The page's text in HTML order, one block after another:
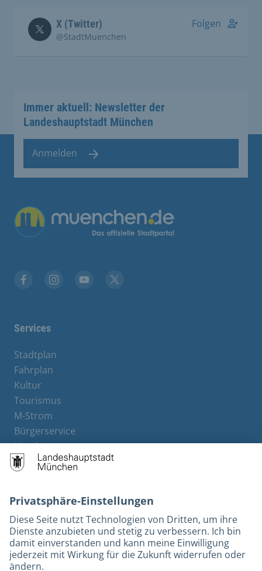
X (Twitter)
@StadtMuenchen
Folgen
Immer aktuell: Newsletter der
Landeshauptstadt München
Anmelden
Services
Stadtplan
Fahrplan
Kultur
Tourismus
M-Strom
Bürgerservice
Hotels
Barrierefreiheit
Leichte Sprache
Gebärdensprache
Datenschutz